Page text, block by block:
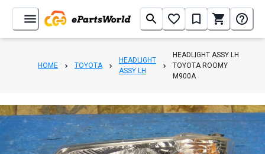
HOME TOYOTA
HEADLIGHT
ASSY LH
HEADLIGHT ASSY LH
TOYOTA ROOMY
M900A
1 6